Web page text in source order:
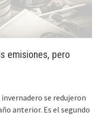
emisiones, pero
se redujeron
anterior. Es el segundo